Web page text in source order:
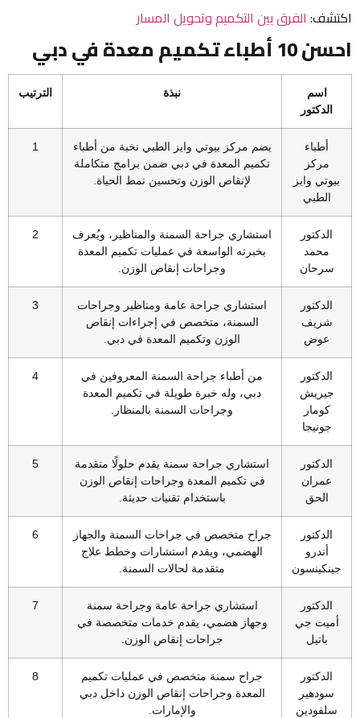
اكتشف: الفرق بين التكميم وتحويل المسار
احسن 10 أطباء تكميم معدة في دبي
اسم
الدكتور
نبذة الترتيب
أطباء
مركز
بيوتي وايز
الطبي
يضم مركز بيوتي وايز الطبي نخبة من أطباء
تكميم المعدة في دبي ضمن برامج متكاملة
لإنقاص الوزن وتحسين نمط الحياة.
1
الدكتور
محمد
سرحان
استشاري جراحة السمنة والمناظير، ويُعرف
بخبرته الواسعة في عمليات تكميم المعدة
وجراحات إنقاص الوزن.
2
الدكتور
شريف
عوض
استشاري جراحة عامة ومناظير وجراحات
السمنة، متخصص في إجراءات إنقاص
الوزن وتكميم المعدة في دبي.
3
الدكتور
جيريش
كومار
جونيجا
من أطباء جراحة السمنة المعروفين في
دبي، وله خبرة طويلة في تكميم المعدة
وجراحات السمنة بالمنظار.
4
الدكتور
عمران
الحق
استشاري جراحة سمنة يقدم حلولًا متقدمة
في تكميم المعدة وجراحات إنقاص الوزن
باستخدام تقنيات حديثة.
5
الدكتور
أندرو
جينكينسون
جراح متخصص في جراحات السمنة والجهاز
الهضمي، ويقدم استشارات وخطط علاج
متقدمة لحالات السمنة.
6
الدكتور
أميت جي
باتيل
استشاري جراحة عامة وجراحة سمنة
وجهاز هضمي، يقدم خدمات متخصصة في
جراحات إنقاص الوزن.
7
الدكتور
سودهير
سلفودين
جراح سمنة متخصص في عمليات تكميم
المعدة وجراحات إنقاص الوزن داخل دبي
والإمارات.
8